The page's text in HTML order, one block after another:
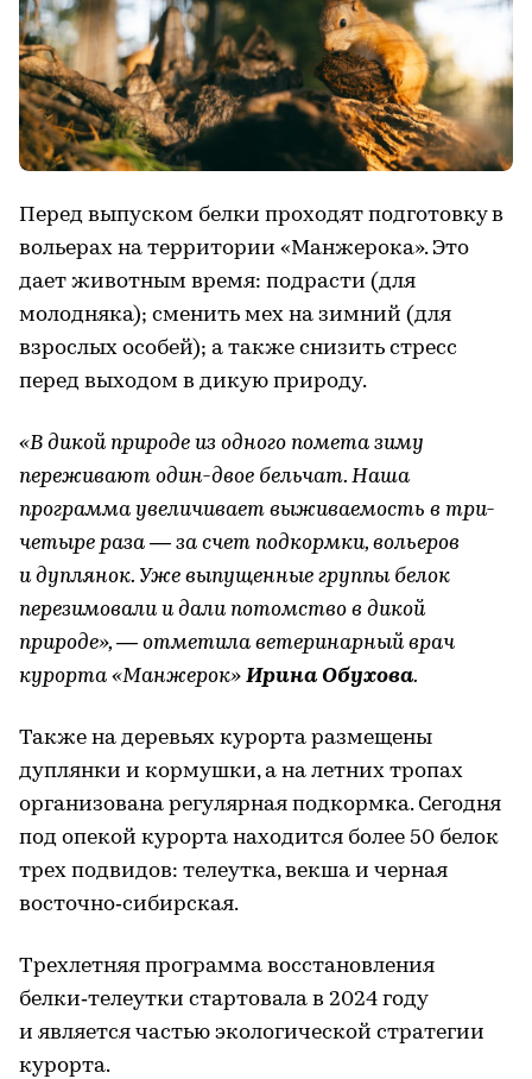
Перед выпуском белки проходят подготовку в
вольерах на территории «Манжерока». Это
дает животным время: подрасти (для
молодняка); сменить мех на зимний (для
взрослых особей); а также снизить стресс
перед выходом в дикую природу.
«В дикой природе из одного помета зиму
переживают один-двое бельчат. Наша
программа увеличивает выживаемость в три-
четыре раза — за счет подкормки, вольеров
и дуплянок. Уже выпущенные группы белок
перезимовали и дали потомство в дикой
природе», — отметила ветеринарный врач
курорта «Манжерок» Ирина Обухова.
Также на деревьях курорта размещены
дуплянки и кормушки, а на летних тропах
организована регулярная подкормка. Сегодня
под опекой курорта находится более 50 белок
трех подвидов: телеутка, векша и черная
восточно‑сибирская.
Трехлетняя программа восстановления
белки‑телеутки стартовала в 2024 году
и является частью экологической стратегии
курорта.